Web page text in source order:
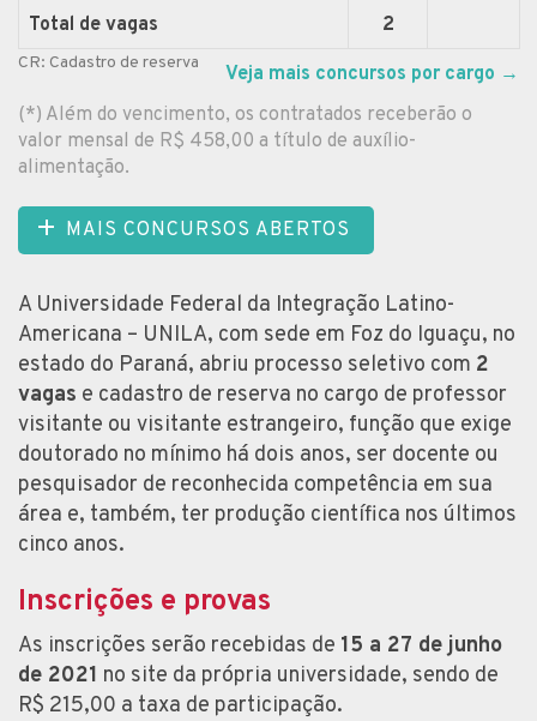
Total de vagas
2
CR: Cadastro de reserva Veja mais concursos por cargo →
(*) Além do vencimento, os contratados receberão o
valor mensal de R$ 458,00 a título de auxílio-
alimentação.
MAIS CONCURSOS ABERTOS
A Universidade Federal da Integração Latino-
Americana – UNILA, com sede em Foz do Iguaçu, no
estado do Paraná, abriu processo seletivo com 2
vagas e cadastro de reserva no cargo de professor
visitante ou visitante estrangeiro, função que exige
doutorado no mínimo há dois anos, ser docente ou
pesquisador de reconhecida competência em sua
área e, também, ter produção científica nos últimos
cinco anos.
Inscrições e provas
As inscrições serão recebidas de 15 a 27 de junho
de 2021 no site da própria universidade, sendo de
R$ 215,00 a taxa de participação.